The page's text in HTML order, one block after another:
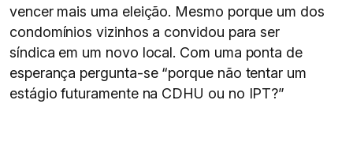
vencer mais uma eleição. Mesmo porque um dos
condomínios vizinhos a convidou para ser
síndica em um novo local. Com uma ponta de
esperança pergunta-se “porque não tentar um
estágio futuramente na CDHU ou no IPT?”